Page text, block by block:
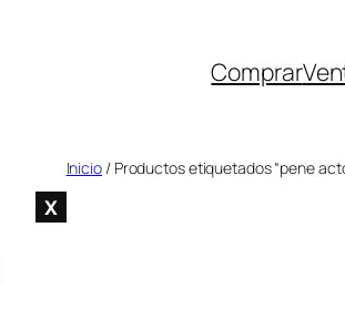
Comprar
X
Inicio / Productos etiquetados “pene